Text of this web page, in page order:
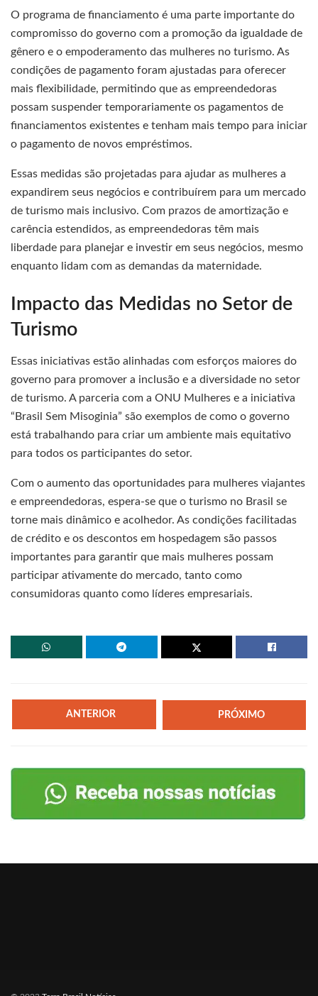
O programa de financiamento é uma parte importante do
compromisso do governo com a promoção da igualdade de
gênero e o empoderamento das mulheres no turismo. As
condições de pagamento foram ajustadas para oferecer
mais flexibilidade, permitindo que as empreendedoras
possam suspender temporariamente os pagamentos de
financiamentos existentes e tenham mais tempo para iniciar
o pagamento de novos empréstimos.
Essas medidas são projetadas para ajudar as mulheres a
expandirem seus negócios e contribuírem para um mercado
de turismo mais inclusivo. Com prazos de amortização e
carência estendidos, as empreendedoras têm mais
liberdade para planejar e investir em seus negócios, mesmo
enquanto lidam com as demandas da maternidade.
Impacto das Medidas no Setor de
Turismo
Essas iniciativas estão alinhadas com esforços maiores do
governo para promover a inclusão e a diversidade no setor
de turismo. A parceria com a ONU Mulheres e a iniciativa
“Brasil Sem Misoginia” são exemplos de como o governo
está trabalhando para criar um ambiente mais equitativo
para todos os participantes do setor.
Com o aumento das oportunidades para mulheres viajantes
e empreendedoras, espera-se que o turismo no Brasil se
torne mais dinâmico e acolhedor. As condições facilitadas
de crédito e os descontos em hospedagem são passos
importantes para garantir que mais mulheres possam
participar ativamente do mercado, tanto como
consumidoras quanto como líderes empresariais.
ANTERIOR PRÓXIMO